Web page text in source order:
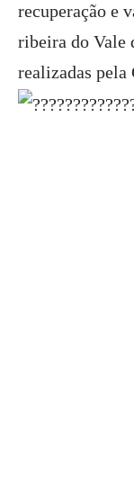
recuperação e
ribeira do Vale
realizadas